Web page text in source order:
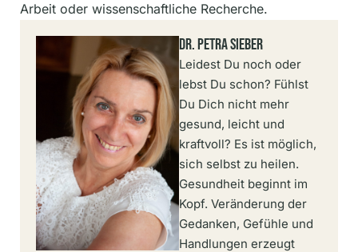
Arbeit oder wissenschaftliche Recherche.
Dr. Petra Sieber
Leidest Du noch oder
lebst Du schon? Fühlst
Du Dich nicht mehr
gesund, leicht und
kraftvoll? Es ist möglich,
sich selbst zu heilen.
Gesundheit beginnt im
Kopf. Veränderung der
Gedanken, Gefühle und
Handlungen erzeugt